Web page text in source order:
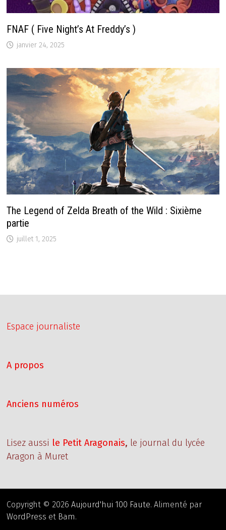
FNAF ( Five Night’s At Freddy’s )
janvier 24, 2025
The Legend of Zelda Breath of the Wild : Sixième
partie
juillet 1, 2025
Espace journaliste
A propos
Anciens numéros
Lisez aussi le Petit Aragonais, le journal du lycée
Aragon à Muret
Copyright © 2026Aujourd'hui 100 Faute. Alimenté par
WordPress et Bam.